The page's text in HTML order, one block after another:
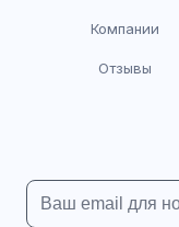
Компании
Отзывы